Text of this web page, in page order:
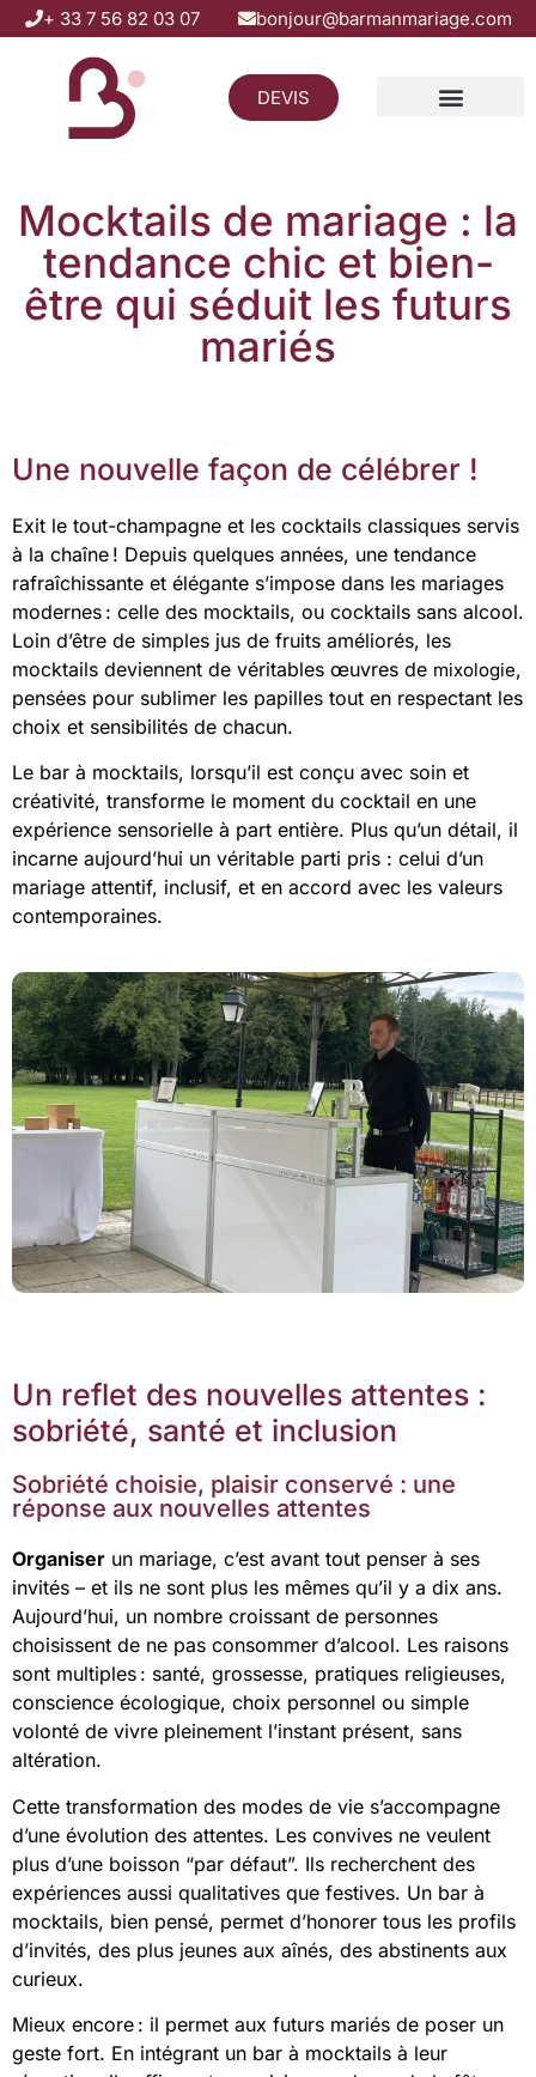
+ 33 7 56 82 03 07 bonjour@barmanmariage.com
DEVIS
Mocktails de mariage : la
tendance chic et bien-
être qui séduit les futurs
mariés
Une nouvelle façon de célébrer !
Exit le tout-champagne et les cocktails classiques servis
à la chaîne ! Depuis quelques années, une tendance
rafraîchissante et élégante s’impose dans les mariages
modernes : celle des mocktails, ou cocktails sans alcool.
Loin d’être de simples jus de fruits améliorés, les
mocktails deviennent de véritables œuvres de mixologie,
pensées pour sublimer les papilles tout en respectant les
choix et sensibilités de chacun.
Le bar à mocktails, lorsqu’il est conçu avec soin et
créativité, transforme le moment du cocktail en une
expérience sensorielle à part entière. Plus qu’un détail, il
incarne aujourd’hui un véritable parti pris : celui d’un
mariage attentif, inclusif, et en accord avec les valeurs
contemporaines.
Un reflet des nouvelles attentes :
sobriété, santé et inclusion
Sobriété choisie, plaisir conservé : une
réponse aux nouvelles attentes
Organiser un mariage, c’est avant tout penser à ses
invités – et ils ne sont plus les mêmes qu’il y a dix ans.
Aujourd’hui, un nombre croissant de personnes
choisissent de ne pas consommer d’alcool. Les raisons
sont multiples : santé, grossesse, pratiques religieuses,
conscience écologique, choix personnel ou simple
volonté de vivre pleinement l’instant présent, sans
altération.
Cette transformation des modes de vie s’accompagne
d’une évolution des attentes. Les convives ne veulent
plus d’une boisson “par défaut”. Ils recherchent des
expériences aussi qualitatives que festives. Un bar à
mocktails, bien pensé, permet d’honorer tous les profils
d’invités, des plus jeunes aux aînés, des abstinents aux
curieux.
Mieux encore : il permet aux futurs mariés de poser un
geste fort. En intégrant un bar à mocktails à leur